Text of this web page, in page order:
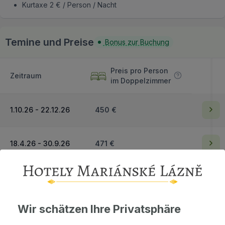
Kurtaxe 2 € / Person / Nacht
Temine und Preise Bonus zur Buchung
Zeitraum
Preis pro Person
im Doppelzimmer
1.10.26 - 22.12.26 450 €
18.4.26 - 30.9.26 471 €
Wichtige Informationen
Wir schätzen Ihre Privatsphäre